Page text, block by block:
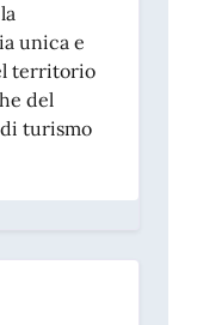
unica e
territorio
del
turismo